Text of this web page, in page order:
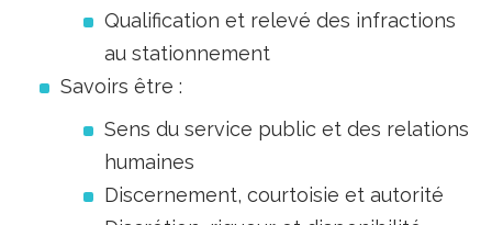
Qualification et relevé des infractions
au stationnement
Savoirs être :
Sens du service public et des relations
humaines
Discernement, courtoisie et autorité